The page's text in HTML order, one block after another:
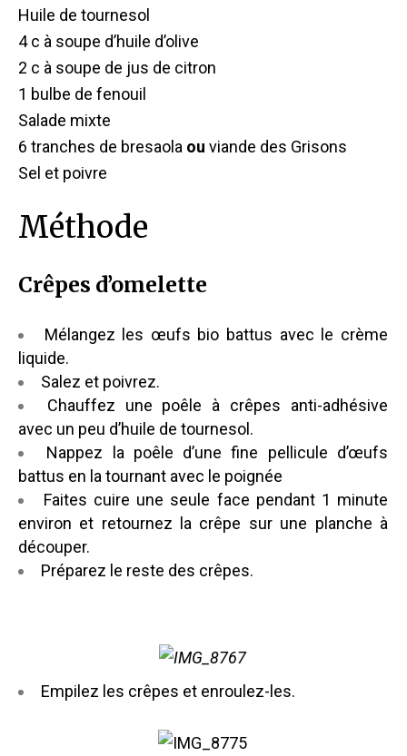
Huile de tournesol
4 c à soupe d’huile d’olive
2 c à soupe de jus de citron
1 bulbe de fenouil
Salade mixte
6 tranches de bresaola ou viande des Grisons
Sel et poivre
Méthode
Crêpes d’omelette
Mélangez les œufs bio battus avec le crème
liquide.
Salez et poivrez.
Chauffez une poêle à crêpes anti-adhésive
avec un peu d’huile de tournesol.
Nappez la poêle d’une fine pellicule d’œufs
battus en la tournant avec le poignée
Faites cuire une seule face pendant 1 minute
environ et retournez la crêpe sur une planche à
découper.
Préparez le reste des crêpes.
Empilez les crêpes et enroulez-les.